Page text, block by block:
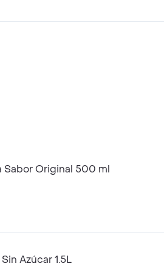
Sabor Original 500 ml
Azúcar 1.5L